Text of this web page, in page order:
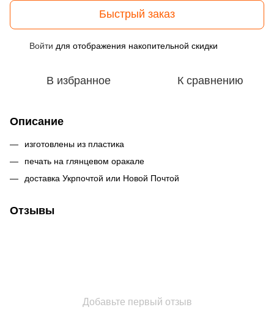
Быстрый заказ
Войти для отображения накопительной скидки
В избранное К сравнению
Описание
изготовлены из пластика
печать на глянцевом оракале
доставка Укрпочтой или Новой Почтой
Отзывы
Добавьте первый отзыв